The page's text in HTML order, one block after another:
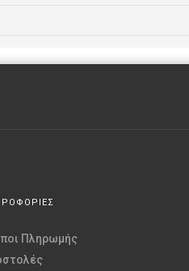
Πληρωμής